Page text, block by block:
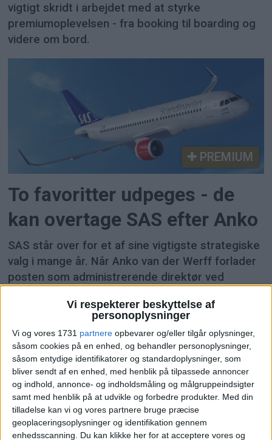
Vi respekterer beskyttelse af
personoplysninger
Vi og vores 1731 partnere opbevarer og/eller tilgår oplysninger,
såsom cookies på en enhed, og behandler personoplysninger,
såsom entydige identifikatorer og standardoplysninger, som
bliver sendt af en enhed, med henblik på tilpassede annoncer
og indhold, annonce- og indholdsmåling og målgruppeindsigter
samt med henblik på at udvikle og forbedre produkter. Med din
tilladelse kan vi og vores partnere bruge præcise
geoplaceringsoplysninger og identifikation gennem
enhedsscanning. Du kan klikke her for at acceptere vores og
vigtigt skridt i arbejdet med at styrke
premiumoplevelsen - fra booking til boarding og
videre om bord.
PREMIUM
To favoritter udpeges - de
kan overtage SAS efter Anko
SAS står over for et af sine vigtigste strategiske
valg i mange år. Når Anko van der Werff forlader
posten som administrerende direktør ved
ny koncernchef - men også sætte kursen for
flyselskabets næste fase. To navne peges nu ud
som hovedkandidater.